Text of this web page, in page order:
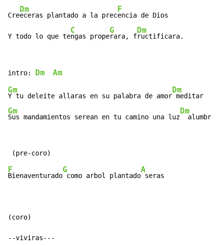
Cre
Dm
eceras plantado a la prec
F
encia de Dios
Y todo lo que te
C
ngas prope
G
rara, f
Dm
ructificara.
intro: Dm
Am
Gm
Y tu deleite allaras en su palabra de amor
Dm
Gm
Sus mandamientos serean en tu camino una luz
Dm
F
Bienaventurado
G
como arbol plantado
A
seras
(coro)
--viviras---